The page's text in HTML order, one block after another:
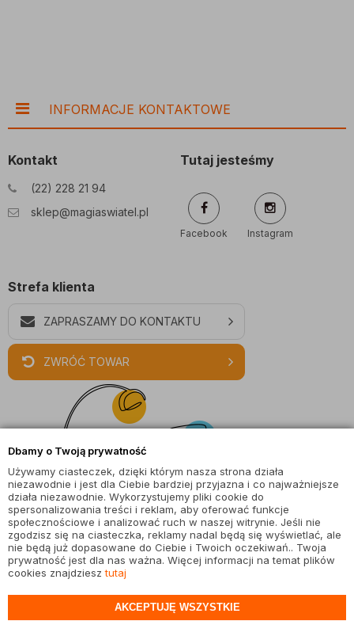
Dbamy o Twoją prywatność
Używamy ciasteczek, dzięki którym nasza strona działa
niezawodnie i jest dla Ciebie bardziej przyjazna i co najważniejsze
działa niezawodnie. Wykorzystujemy pliki cookie do
spersonalizowania treści i reklam, aby oferować funkcje
społecznościowe i analizować ruch w naszej witrynie. Jeśli nie
zgodzisz się na ciasteczka, reklamy nadal będą się wyświetlać, ale
nie będą już dopasowane do Ciebie i Twoich oczekiwań.. Twoja
prywatność jest dla nas ważna. Więcej informacji na temat plików
cookies znajdziesz tutaj
AKCEPTUJĘ WSZYSTKIE
INFORMACJE KONTAKTOWE
Kontakt
(22) 228 21 94
sklep@magiaswiatel.pl
Tutaj jesteśmy
Facebook Instagram
Strefa klienta
ZAPRASZAMY DO KONTAKTU
ZWRÓĆ TOWAR
© wszystkie prawa zastrzeżone |